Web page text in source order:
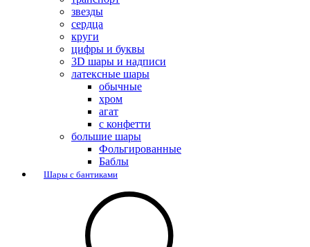
звезды
сердца
круги
цифры и буквы
3D шары и надписи
латексные шары
обычные
хром
агат
с конфетти
большие шары
Фольгированные
Баблы
Шары с бантиками